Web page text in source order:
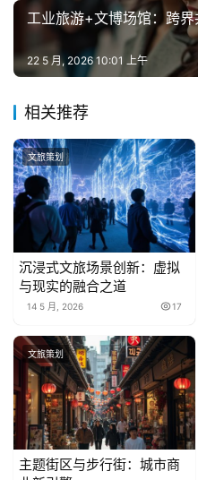
工业旅游+文博场馆：跨
22 5 月, 2026 10:01 上午
相关推荐
文旅策划
沉浸式文旅场景创新：虚拟
与现实的融合之道
14 5 月, 2026 17
文旅策划
主题街区与步行街：城市商